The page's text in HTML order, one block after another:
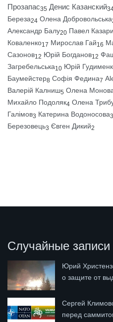
Прозапас35 Денис Казанский
Береза24 Олена Добровольська
Александр Балу20 Павел
Коваленко17 Мирослав Гай16
Сазонов12 Юрій Богданов12
Загребельська10 Юрій
Баумейстер8 Софія Федина7
Валерій Калниш5 Олена
Михайло Подоляк4 Олена
Галімов3 Катерина Водоносова3
Березовець3 Євген Дикий2
Случайные записи
Юрий
о защите от
Сергей
перед